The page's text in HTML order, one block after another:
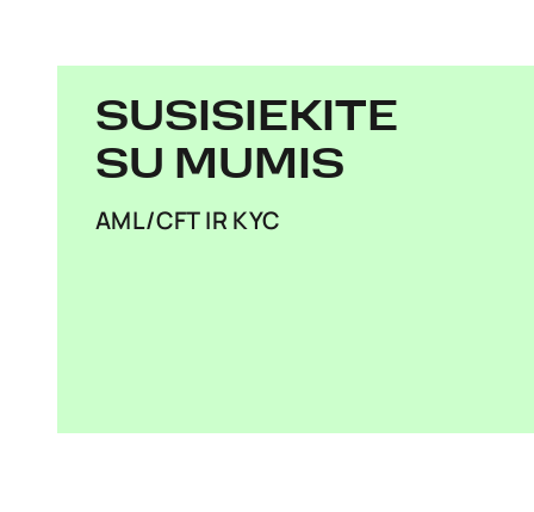
SUSISIEKITE
SU MUMIS
AML/CFT IR KYC